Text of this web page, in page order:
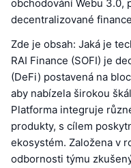
obchodování Webu 3.0,
decentralizované
Zde je obsah: Jaká je
RAI Finance (SOFI) je
(DeFi) postavená na
aby nabízela širokou
Platforma integruje
produkty, s cílem
ekosystém. Založena v
odbornosti týmu